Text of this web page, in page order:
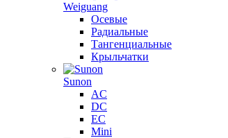
Weiguang
Осевые
Радиальные
Тангенциальные
Крыльчатки
Sunon
AC
DC
EC
Mini